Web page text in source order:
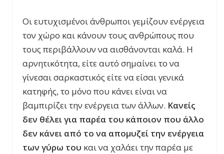
Οι ευτυχισμένοι άνθρωποι γεμίζουν ενέργεια
τον χώρο και κάνουν τους ανθρώπους που
τους περιβάλλουν να αισθάνονται καλά. Η
αρνητικότητα, είτε αυτό σημαίνει το να
γίνεσαι σαρκαστικός είτε να είσαι γενικά
κατηφής, το μόνο που κάνει είναι να
βαμπιρίζει την ενέργεια των άλλων. Κανείς
δεν θέλει για παρέα του κάποιον που άλλο
δεν κάνει από το να απομυζεί την ενέργεια
των γύρω του και να χαλάει την παρέα με